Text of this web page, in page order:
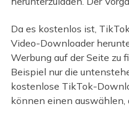
Da es kostenlos ist,
Video-Downloader
Werbung auf der Seite zu
Beispiel nur die
kostenlose TikTok-
können einen auswählen,